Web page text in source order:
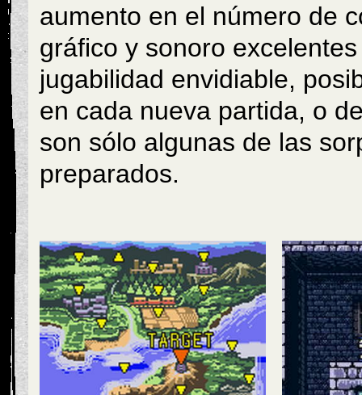
aumento en el número de
gráfico y sonoro
jugabilidad envidiable,
en cada nueva partida, o
son sólo algunas de las
preparados.